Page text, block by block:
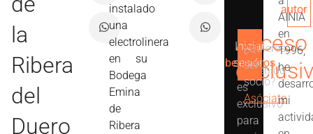
la
Ribera
del
Duero
instalado
una
electrolinera
en su
Bodega
Emina
de
Ribera
Acceso
Este
contenido
es
exclusivo
para
Iniciar
sesión
Ver
beneficios
¿Quieres
ser
socio?
Asóciate
AINIA
en
1996,
he
mi
autor